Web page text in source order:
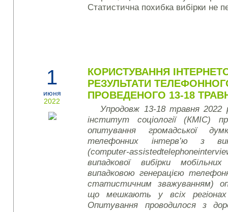
Статистична похибка вибірки не
1
июня
2022
КОРИСТУВАННЯ
РЕЗУЛЬТАТИ
ПРОВЕДЕНОГО 13-18
Упродовж 13-18 травня 2022
інститут соціології (КМІС)
опитування громадської
телефонних інтерв’ю з
(computer-assistedtelephone
випадкової вибірки
випадковою генерацією
статистичним зважуванням)
що мешкають у всіх
Опитування проводилося з